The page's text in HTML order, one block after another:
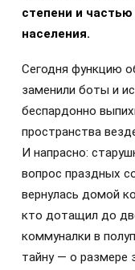
степени и
населения.
Сегодня функцию
заменили боты и
беспардонно
пространства
И напрасно:
вопрос праздных
вернулась домой
кто дотащил до
коммуналки в
тайну — о размере